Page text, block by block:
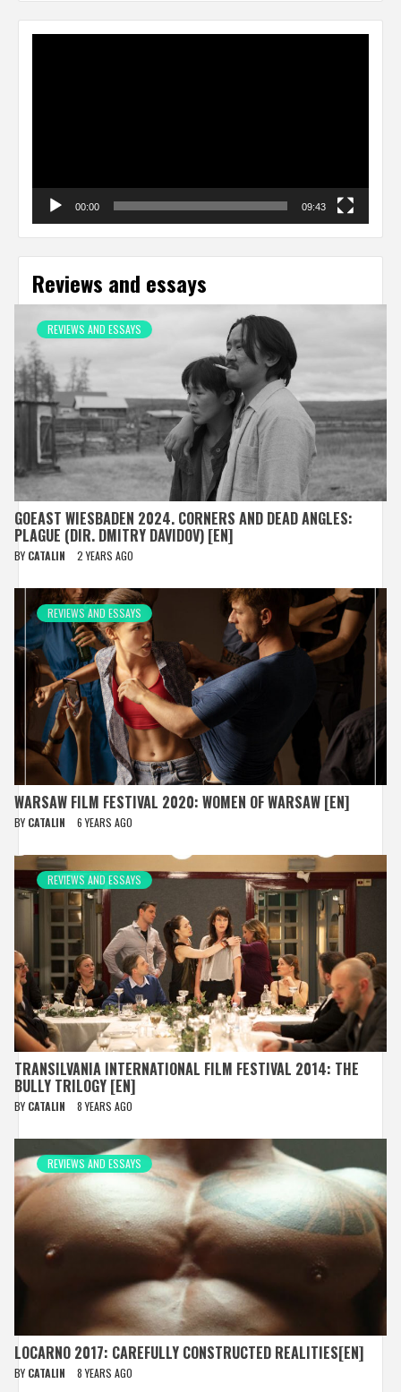
00:00 09:43
Reviews and essays
REVIEWS AND ESSAYS
GOEAST WIESBADEN 2024. CORNERS AND DEAD ANGLES:
PLAGUE (DIR. DMITRY DAVIDOV) [EN]
BY CATALIN 2 YEARS AGO
REVIEWS AND ESSAYS
WARSAW FILM FESTIVAL 2020: WOMEN OF WARSAW [EN]
BY CATALIN 6 YEARS AGO
REVIEWS AND ESSAYS
TRANSILVANIA INTERNATIONAL FILM FESTIVAL 2014: THE
BULLY TRILOGY [EN]
BY CATALIN 8 YEARS AGO
REVIEWS AND ESSAYS
LOCARNO 2017: CAREFULLY CONSTRUCTED REALITIES[EN]
BY CATALIN 8 YEARS AGO